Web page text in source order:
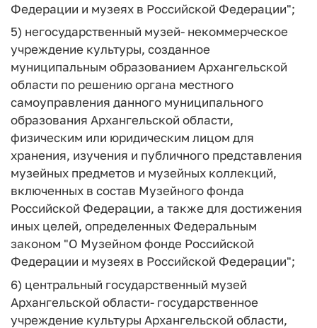
Федерации и музеях в Российской Федерации";
5) негосударственный музей- некоммерческое
учреждение культуры, созданное
муниципальным образованием Архангельской
области по решению органа местного
самоуправления данного муниципального
образования Архангельской области,
физическим или юридическим лицом для
хранения, изучения и публичного представления
музейных предметов и музейных коллекций,
включенных в состав Музейного фонда
Российской Федерации, а также для достижения
иных целей, определенных Федеральным
законом "О Музейном фонде Российской
Федерации и музеях в Российской Федерации";
6) центральный государственный музей
Архангельской области- государственное
учреждение культуры Архангельской области,